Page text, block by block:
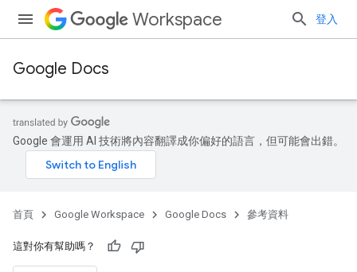
Workspace 登入
Google Docs
Google 會運用 AI 技術將內容翻譯成你偏好的語言，但可能會出錯。
首頁 Google Workspace Google Docs 參考資料
這對你有幫助嗎？